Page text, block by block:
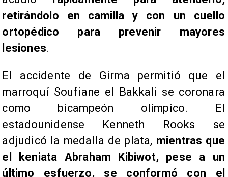
retirándolo en camilla y con un cuello
ortopédico para prevenir mayores
lesiones.
El accidente de Girma permitió que el
marroquí Soufiane el Bakkali se coronara
como bicampeón olímpico. El
estadounidense Kenneth Rooks se
adjudicó la medalla de plata, mientras que
el keniata Abraham Kibiwot, pese a un
último esfuerzo, se conformó con el